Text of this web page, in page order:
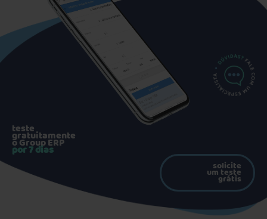
teste
gratuitamente
o Group ERP
por 7 dias
solicite
um teste
grátis